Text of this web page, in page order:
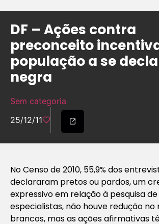
DF – Ações contra
preconceito
população a se
negra
Sem categoria
25/12/11
No Censo de 2010, 55,9% dos
declararam pretos ou pardos, um
expressivo em relação à pesquisa de
especialistas, não houve redução no
brancos, mas as ações afirmativas